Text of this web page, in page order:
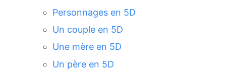
Personnages en 5D
Un couple en 5D
Une mère en 5D
Un père en 5D